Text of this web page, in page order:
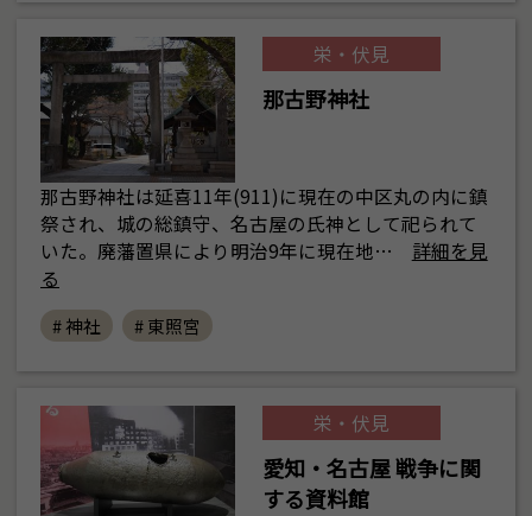
栄・伏見
那古野神社
那古野神社は延喜11年(911)に現在の中区丸の内に鎮
祭され、城の総鎮守、名古屋の氏神として祀られて
いた。廃藩置県により明治9年に現在地…
詳細を見
る
# 神社 # 東照宮
栄・伏見
愛知・名古屋 戦争に関
する資料館